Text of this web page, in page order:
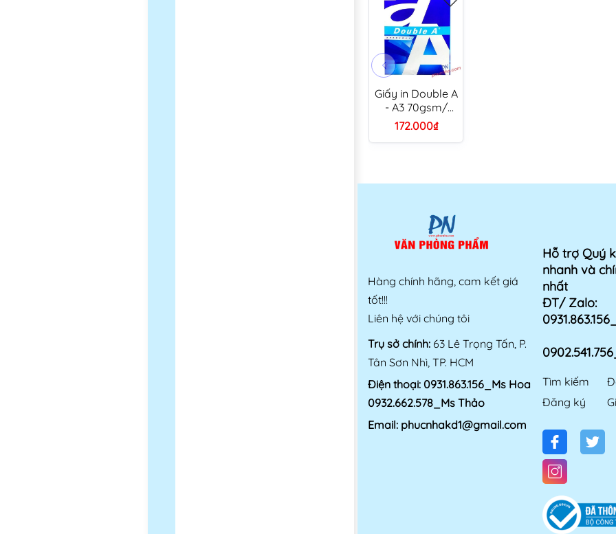
Giấy in Double A
- A3 70gsm/
80gsm (500 tờ/
ream)
172.000₫
Hàng chính hãng, cam kết giá
tốt!!!
Liên hệ với chúng tôi
Trụ sở chính: 63 Lê Trọng Tấn, P.
Tân Sơn Nhì, TP. HCM
Điện thoại: 0931.863.156_Ms Hoa
0932.662.578_Ms Thảo
Email: phucnhakd1@gmail.com
Hỗ trợ Quý
nhanh và
nhất
ĐT/ Zalo:
Tìm kiếm
Đăng ký